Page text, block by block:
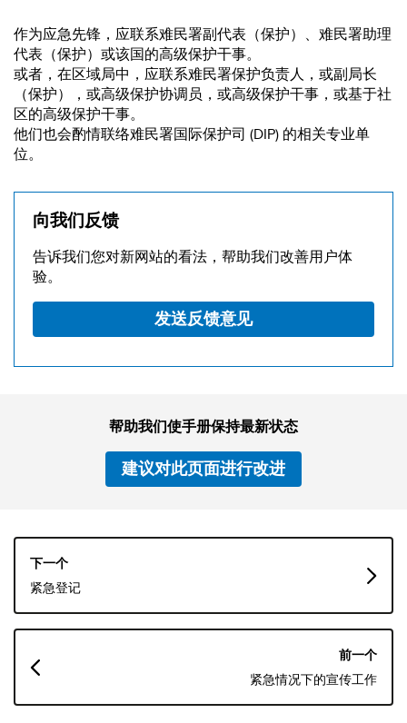
作为应急先锋，应联系难民署副代表（保护）、难民署助理
代表（保护）或该国的高级保护干事。
或者，在区域局中，应联系难民署保护负责人，或副局长
（保护），或高级保护协调员，或高级保护干事，或基于社
区的高级保护干事。
他们也会酌情联络难民署国际保护司 (DIP) 的相关专业单
位。
向我们反馈
告诉我们您对新网站的看法，帮助我们改善用户体
验。
发送反馈意见
帮助我们使手册保持最新状态
建议对此页面进行改进
书
籍
遍
历
链
接：
前一个
紧急情况下的宣传工作
下一个
紧急登记